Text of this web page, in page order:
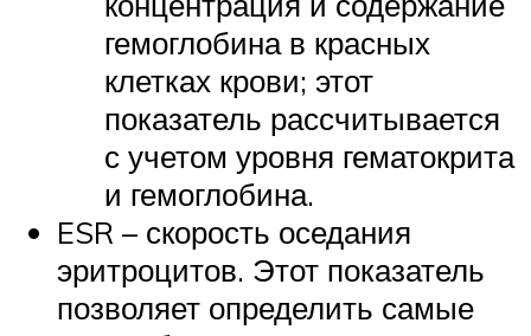
гемоглобина в красных
клетках крови; этот
показатель рассчитывается
с учетом уровня гематокрита
и гемоглобина.
ESR – скорость оседания
эритроцитов. Этот показатель
позволяет определить самые